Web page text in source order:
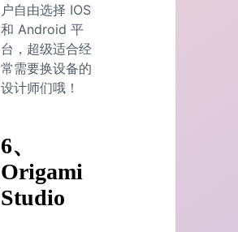
户自由选择 IOS
和 Android 平
台，超级适合经
常需要换设备的
设计师们哦！
6、
Origami
Studio